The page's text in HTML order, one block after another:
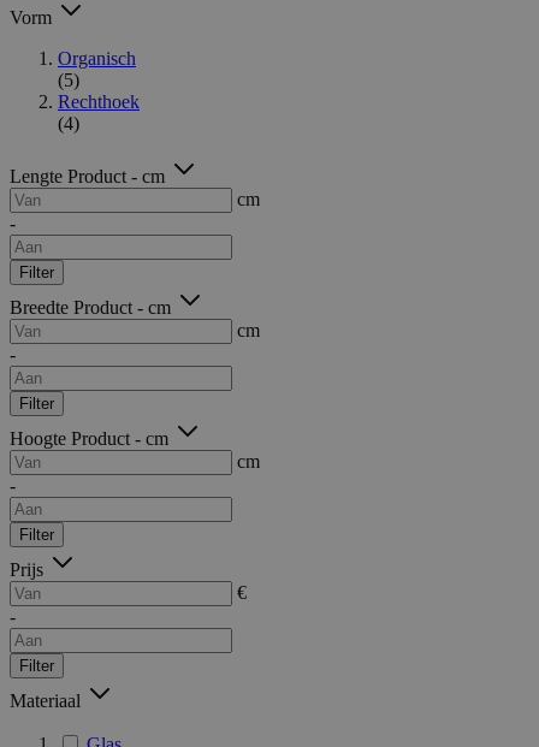
Vorm
Organisch
(5)
Rechthoek
(4)
Lengte Product - cm
cm
-
Filter
Breedte Product - cm
cm
-
Filter
Hoogte Product - cm
cm
-
Filter
Prijs
€
-
Filter
Materiaal